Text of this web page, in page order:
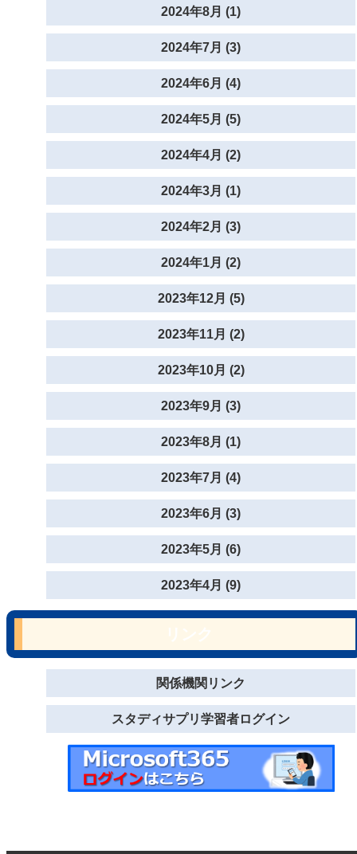
2024年8月 (1)
2024年7月 (3)
2024年6月 (4)
2024年5月 (5)
2024年4月 (2)
2024年3月 (1)
2024年2月 (3)
2024年1月 (2)
2023年12月 (5)
2023年11月 (2)
2023年10月 (2)
2023年9月 (3)
2023年8月 (1)
2023年7月 (4)
2023年6月 (3)
2023年5月 (6)
2023年4月 (9)
関係機関リンク
スタディサプリ学習者ログイン